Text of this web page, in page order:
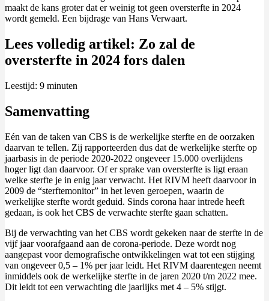
maakt de kans groter dat er weinig tot geen oversterfte in 2024
wordt gemeld. Een bijdrage van Hans Verwaart.
Lees volledig artikel: Zo zal de
oversterfte in 2024 fors dalen
Leestijd: 9 minuten
Samenvatting
Eén van de taken van CBS is de werkelijke sterfte en de oorzaken
daarvan te tellen. Zij rapporteerden dus dat de werkelijke sterfte op
jaarbasis in de periode 2020-2022 ongeveer 15.000 overlijdens
hoger ligt dan daarvoor. Of er sprake van oversterfte is ligt eraan
welke sterfte je in enig jaar verwacht. Het RIVM heeft daarvoor in
2009 de “sterftemonitor” in het leven geroepen, waarin de
werkelijke sterfte wordt geduid. Sinds corona haar intrede heeft
gedaan, is ook het CBS de verwachte sterfte gaan schatten.
Bij de verwachting van het CBS wordt gekeken naar de sterfte in de
vijf jaar voorafgaand aan de corona-periode. Deze wordt nog
aangepast voor demografische ontwikkelingen wat tot een stijging
van ongeveer 0,5 – 1% per jaar leidt. Het RIVM daarentegen neemt
inmiddels ook de werkelijke sterfte in de jaren 2020 t/m 2022 mee.
Dit leidt tot een verwachting die jaarlijks met 4 – 5% stijgt.